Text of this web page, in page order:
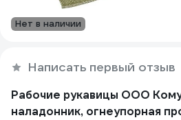
Нет в наличии
Написать первый отзыв
Рабочие рукавицы ООО
наладонник, огнеупорная